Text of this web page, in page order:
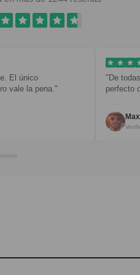
la pena."
"De todas
perfecto con
Maxim B.
Verificado